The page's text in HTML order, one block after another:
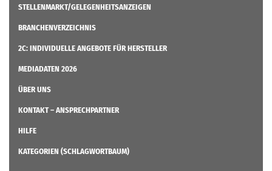
STELLENMARKT/GELEGENHEITSANZEIGEN
BRANCHENVERZEICHNIS
2C: INDIVIDUELLE ANGEBOTE FÜR HERSTELLER
MEDIADATEN 2026
ÜBER UNS
KONTAKT – ANSPRECHPARTNER
HILFE
KATEGORIEN (SCHLAGWORTBAUM)